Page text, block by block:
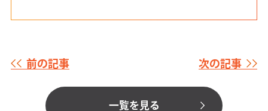
前の記事
一覧を見る
次の記事